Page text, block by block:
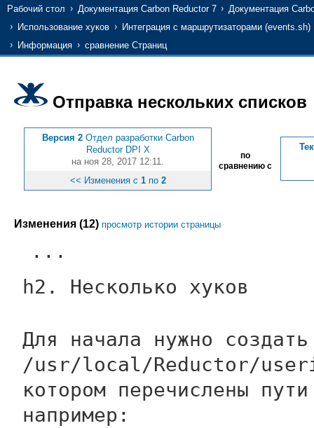
Рабочий стол Документация Carbon Reductor 7
Документация
Использование хуков
Интеграция с маршрутизаторами (events.sh)
Информация
сравнение Страниц
Отправка нескольких списков
Версия 2 Отдел разработки Carbon
Reductor DPI X
на ноя 28, 2017 12:11.
<< Изменения с 1по 2
по
сравнению с
Изменения (12) просмотр истории страницы
...
h2. Несколько хуков
Для начала нужно
/usr/local/Reductor/
котором перечислены
например: